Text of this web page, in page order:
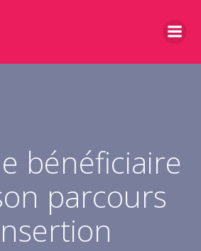
bénéficiaire
parcours